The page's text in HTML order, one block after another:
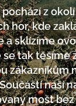
z okolí
hor, kde
a sklízíme
se tak těšíme
zákazníkům
naší
mošt